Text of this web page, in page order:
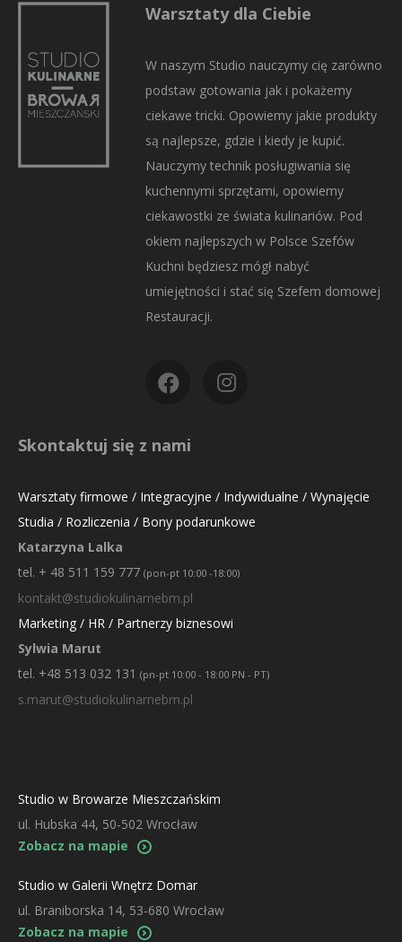
Warsztaty dla Ciebie
W naszym Studio nauczymy cię zarówno
podstaw gotowania jak i pokażemy
ciekawe tricki. Opowiemy jakie produkty
są najlepsze, gdzie i kiedy je kupić.
Nauczymy technik posługiwania się
kuchennymi sprzętami, opowiemy
ciekawostki ze świata kulinariów. Pod
okiem najlepszych w Polsce Szefów
Kuchni będziesz mógł nabyć
umiejętności i stać się Szefem domowej
Restauracji.
Skontaktuj się z nami
Warsztaty firmowe / Integracyjne / Indywidualne / Wynajęcie
Studia / Rozliczenia / Bony podarunkowe
Katarzyna Lalka
tel. + 48 511 159 777 (pon-pt 10:00 -18:00)
kontakt@studiokulinarnebm.pl
Marketing / HR / Partnerzy biznesowi
Sylwia Marut
tel. +48 513 032 131 (pn-pt 10:00 - 18:00 PN - PT)
s.marut@studiokulinarnebm.pl
Studio w Browarze Mieszczańskim
ul. Hubska 44, 50-502 Wrocław
Zobacz na mapie
Studio w Galerii Wnętrz Domar
ul. Braniborska 14, 53-680 Wrocław
Zobacz na mapie